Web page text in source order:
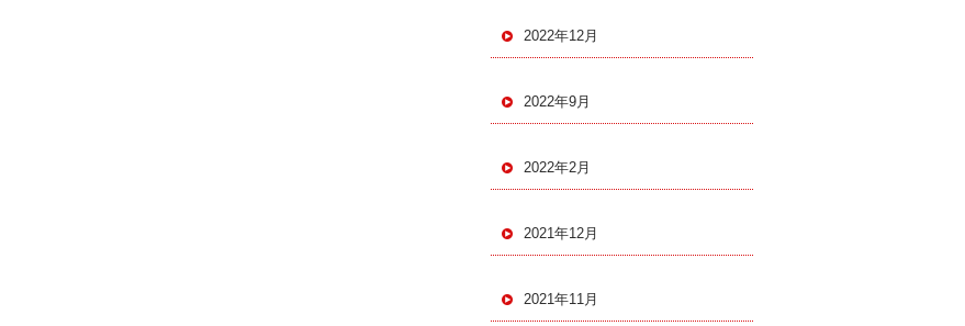
2022年12月
2022年9月
2022年2月
2021年12月
2021年11月